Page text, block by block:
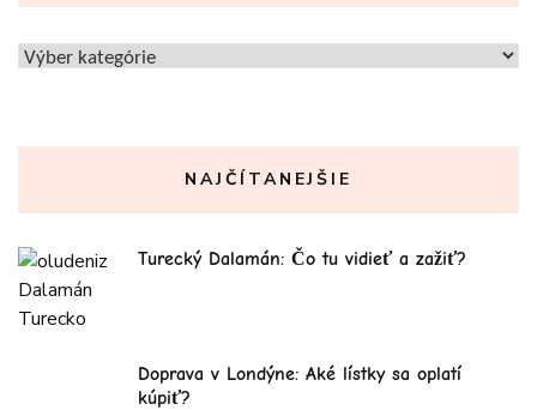
Kategórie
NAJČÍTANEJŠIE
Turecký Dalamán: Čo tu vidieť a zažiť?
Doprava v Londýne: Aké lístky sa oplatí
kúpiť?